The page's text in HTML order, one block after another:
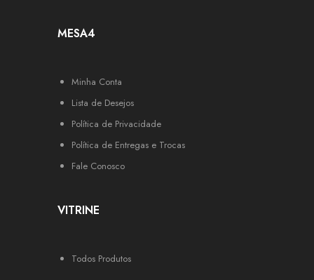
MESA4
Minha Conta
Lista de Desejos
Política de Privacidade
Política de Entregas e Trocas
Fale Conosco
VITRINE
Todos Produtos